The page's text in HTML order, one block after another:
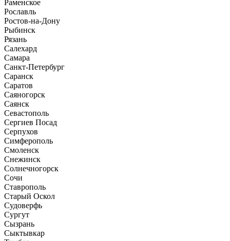
Раменское
Рославль
Ростов-на-Дону
Рыбинск
Рязань
Салехард
Самара
Санкт-Петербург
Саранск
Саратов
Саяногорск
Саянск
Севастополь
Сергиев Посад
Серпухов
Симферополь
Смоленск
Снежинск
Солнечногорск
Сочи
Ставрополь
Старый Оскол
Судоверфь
Сургут
Сызрань
Сыктывкар